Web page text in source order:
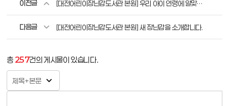
이전글 [대전어린이장난감도서관 본원] 우리 아이 연령에 알맞은 장난감은 무엇이 있을까요? (6개월 이상)
다음글 [대전어린이장난감도서관 본원] 새 장난감을 소개합니다.
총257건의 게시물이 있습니다.